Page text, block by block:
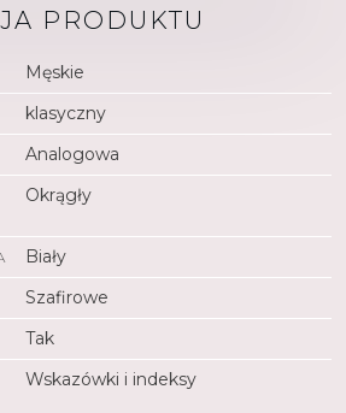
PRODUKTU
Męskie
klasyczny
Analogowa
Okrągły
Biały
Szafirowe
Tak
Wskazówki i indeksy